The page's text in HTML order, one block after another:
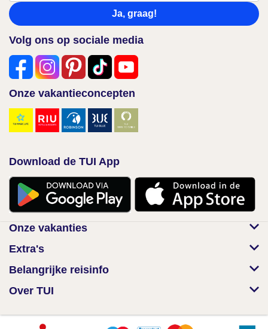
Ja, graag!
Volg ons op sociale media
Onze vakantieconcepten
Download de TUI App
Onze vakanties
Extra's
Belangrijke reisinfo
Over TUI